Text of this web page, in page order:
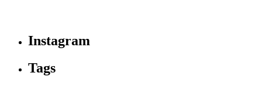
Instagram
Tags